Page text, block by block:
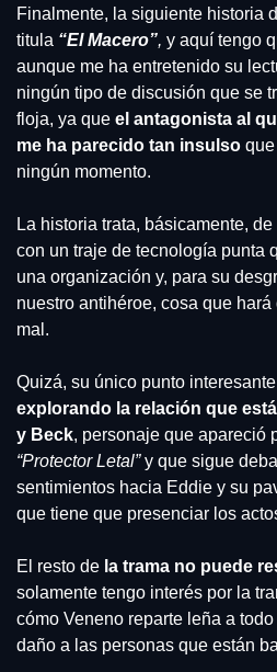
Finalmente, la siguiente historia
titula “El Macero”, y aquí tengo
aunque me ha entretenido su
ningún tipo de discusión que se
floja, ya que el antagonista al
me ha parecido tan insulso
ningún momento.
La historia trata, básicamente, de
con un traje de tecnología punta
una organización y, para su
nuestro antihéroe, cosa que
mal.
Quizá, su único punto
explorando la relación que
y Beck
“Protector Letal” y que sigue
sentimientos hacia Eddie y su
que tiene que presenciar los
El resto de la trama no puede
solamente tengo interés por la
cómo Veneno reparte leña a
daño a las personas que están